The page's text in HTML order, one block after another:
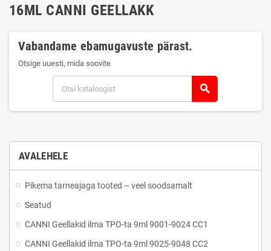
AVALEHELE
Pikema tarneajaga tooted – veel soodsamalt
Seatud
CANNI Geellakid ilma TPO-ta 9ml 9001-9024 CC1
CANNI Geellakid ilma TPO-ta 9ml 9025-9048 CC2
16ML CANNI GEELLAKK
Vabandame ebamugavuste pärast.
Otsige uuesti, mida soovite
search